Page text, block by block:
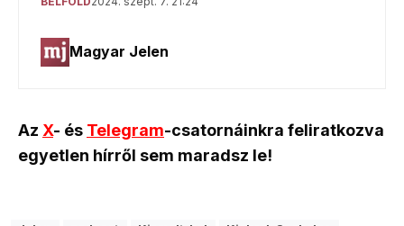
Az X- és Telegram-csatornáinkra feliratkozva
egyetlen hírről sem maradsz le!